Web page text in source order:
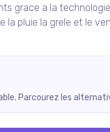
grace a la
la pluie la grele et le
Parcourez les